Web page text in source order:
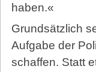
haben.«
Grundsätzlich
Aufgabe der
schaffen. Statt